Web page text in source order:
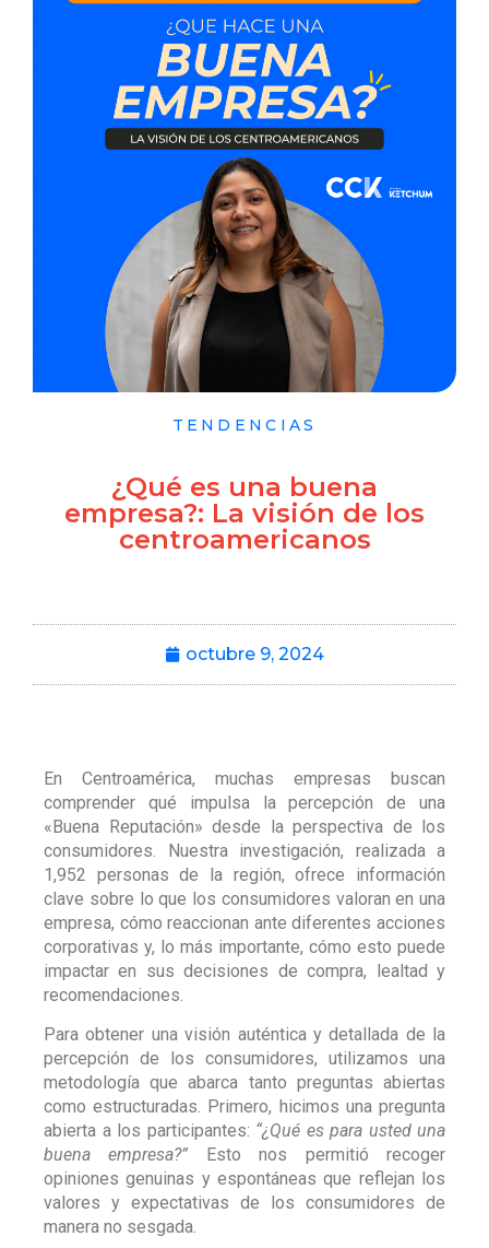
TENDENCIAS
¿Qué es una buena
empresa?: La visión de los
centroamericanos
octubre 9, 2024
En Centroamérica, muchas empresas buscan
comprender qué impulsa la percepción de una
«Buena Reputación» desde la perspectiva de los
consumidores. Nuestra investigación, realizada a
1,952 personas de la región, ofrece información
clave sobre lo que los consumidores valoran en una
empresa, cómo reaccionan ante diferentes acciones
corporativas y, lo más importante, cómo esto puede
impactar en sus decisiones de compra, lealtad y
recomendaciones.
Para obtener una visión auténtica y detallada de la
percepción de los consumidores, utilizamos una
metodología que abarca tanto preguntas abiertas
como estructuradas. Primero, hicimos una pregunta
abierta a los participantes: “¿Qué es para usted una
buena empresa?” Esto nos permitió recoger
opiniones genuinas y espontáneas que reflejan los
valores y expectativas de los consumidores de
manera no sesgada.